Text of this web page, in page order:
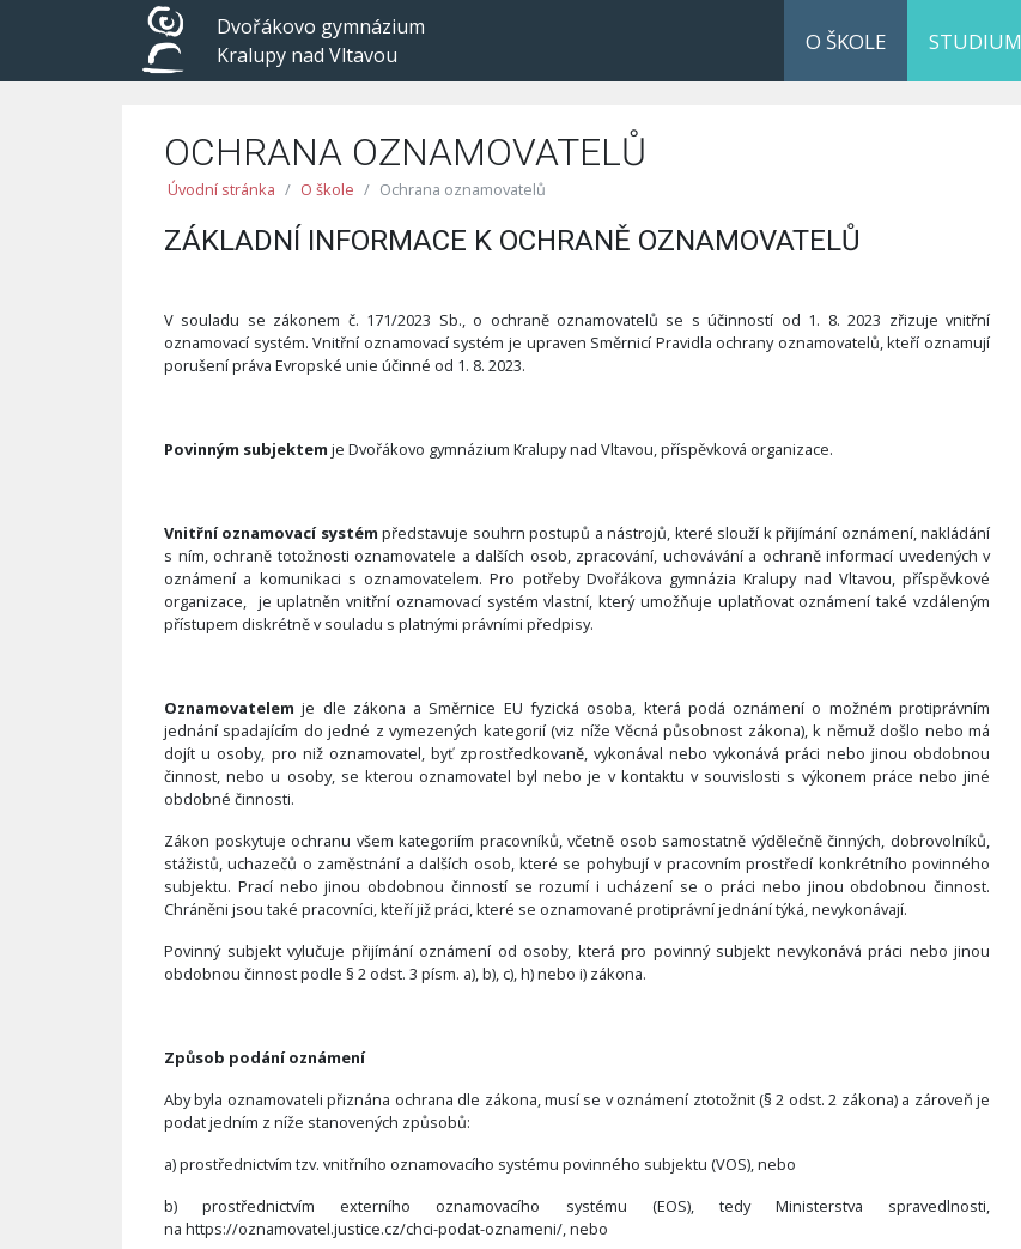
Dvořákovo gymnázium
Kralupy nad Vltavou
O ŠKOLE STUDIUM
OCHRANA OZNAMOVATELŮ
Úvodní stránka O škole Ochrana oznamovatelů
ZÁKLADNÍ INFORMACE K OCHRANĚ OZNAMOVATELŮ
V souladu se zákonem č. 171/2023 Sb., o ochraně oznamovatelů se s účinností od 1. 8. 2023 zřizuje vnitřní
oznamovací systém. Vnitřní oznamovací systém je upraven Směrnicí Pravidla ochrany oznamovatelů, kteří oznamují
porušení práva Evropské unie účinné od 1. 8. 2023.
Povinným subjektem je Dvořákovo gymnázium Kralupy nad Vltavou, příspěvková organizace.
Vnitřní oznamovací systém představuje souhrn postupů a nástrojů, které slouží k přijímání oznámení, nakládání
s ním, ochraně totožnosti oznamovatele a dalších osob, zpracování, uchovávání a ochraně informací uvedených v
oznámení a komunikaci s oznamovatelem. Pro potřeby Dvořákova gymnázia Kralupy nad Vltavou, příspěvkové
organizace, je uplatněn vnitřní oznamovací systém vlastní, který umožňuje uplatňovat oznámení také vzdáleným
přístupem diskrétně v souladu s platnými právními předpisy.
Oznamovatelem je dle zákona a Směrnice EU fyzická osoba, která podá oznámení o možném protiprávním
jednání spadajícím do jedné z vymezených kategorií (viz níže Věcná působnost zákona), k němuž došlo nebo má
dojít u osoby, pro niž oznamovatel, byť zprostředkovaně, vykonával nebo vykonává práci nebo jinou obdobnou
činnost, nebo u osoby, se kterou oznamovatel byl nebo je v kontaktu v souvislosti s výkonem práce nebo jiné
obdobné činnosti.
Zákon poskytuje ochranu všem kategoriím pracovníků, včetně osob samostatně výdělečně činných, dobrovolníků,
stážistů, uchazečů o zaměstnání a dalších osob, které se pohybují v pracovním prostředí konkrétního povinného
subjektu. Prací nebo jinou obdobnou činností se rozumí i ucházení se o práci nebo jinou obdobnou činnost.
Chráněni jsou také pracovníci, kteří již práci, které se oznamované protiprávní jednání týká, nevykonávají.
Povinný subjekt vylučuje přijímání oznámení od osoby, která pro povinný subjekt nevykonává práci nebo jinou
obdobnou činnost podle § 2 odst. 3 písm. a), b), c), h) nebo i) zákona.
Způsob podání oznámení
Aby byla oznamovateli přiznána ochrana dle zákona, musí se v oznámení ztotožnit (§ 2 odst. 2 zákona) a zároveň je
podat jedním z níže stanovených způsobů:
a) prostřednictvím tzv. vnitřního oznamovacího systému povinného subjektu (VOS), nebo
b) prostřednictvím externího oznamovacího systému (EOS), tedy Ministerstva spravedlnosti,
na https://oznamovatel.justice.cz/chci-podat-oznameni/, nebo